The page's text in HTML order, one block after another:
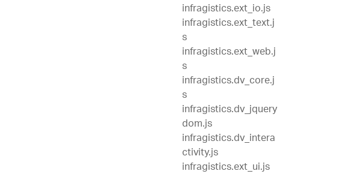
infragistics.ext_io.js
infragistics.ext_text.j
s
infragistics.ext_web.j
s
infragistics.dv_core.j
s
infragistics.dv_jquery
dom.js
infragistics.dv_intera
ctivity.js
infragistics.ext_ui.js